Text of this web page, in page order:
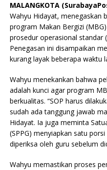
MALANGKOTA
Wahyu Hidayat, menegaskan
program Makan Bergizi
prosedur operasional standar
Penegasan ini disampaikan
kurang layak beberapa waktu
Wahyu menekankan bahwa
adalah kunci agar program
berkualitas. “SOP harus
sudah ada tanggung jawab
Hidayat. Ia juga meminta
(SPPG) menyiapkan satu
diperiksa oleh guru sebelum
Wahyu memastikan proses